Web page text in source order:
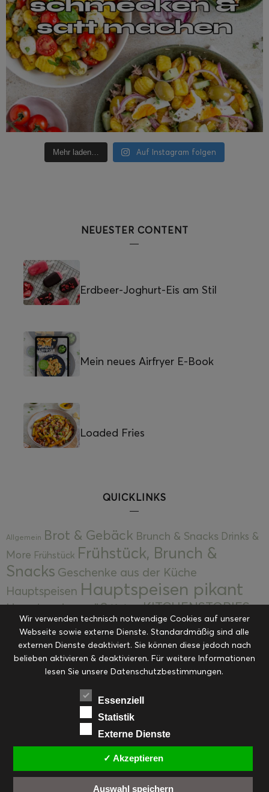
Mehr laden… Auf Instagram folgen
NEUESTER CONTENT
Erdbeer-Joghurt-Eis am Stil
Mein neues Airfryer E-Book
Loaded Fries
QUICKLINKS
Allgemein Brot & Gebäck Brunch & Snacks Drinks &
More Frühstück Frühstück, Brunch &
Snacks Geschenke aus der Küche
Hauptspeisen Hauptspeisen pikant
Hauptspeisen süßKekseKITCHENSTORIES
Kuchen, Torten & Desserts Kuchen und
Desserts Kulinarik Kulinarische Mitbringsel &
Eingemachtes Ohne Kategorie Ostern Resteküche
RezepteSaisonalSliderStartseite
Suppen, Salate & Vorspeisen
Vorspeisen, Salate & Suppen
Weihnachten Workshops & Events
Wir verwenden technisch notwendige Cookies auf unserer
Webseite sowie externe Dienste. Standardmäßig sind alle
externen Dienste deaktiviert. Sie können diese jedoch nach
belieben aktivieren & deaktivieren. Für weitere Informationen
lesen Sie unsere Datenschutzbestimmungen.
Essenziell
Statistik
Externe Dienste
✓ Akzeptieren
Auswahl speichern